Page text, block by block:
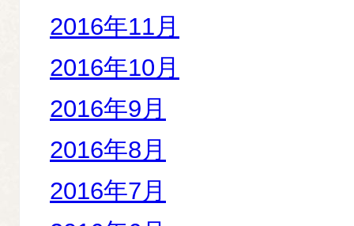
2016年11月
2016年10月
2016年9月
2016年8月
2016年7月